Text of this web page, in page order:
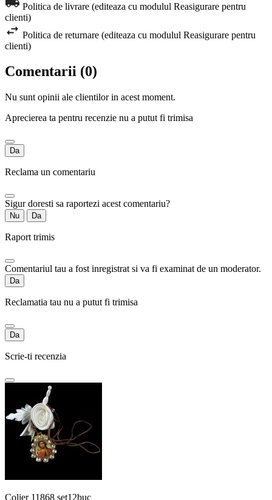
Politica de livrare (editeaza cu modulul Reasigurare pentru
clienti)
Politica de returnare (editeaza cu modulul Reasigurare pentru
clienti)
Comentarii (0)
Nu sunt opinii ale clientilor in acest moment.
Aprecierea ta pentru recenzie nu a putut fi trimisa
Da
Reclama un comentariu
Sigur doresti sa raportezi acest comentariu?
Nu Da
Raport trimis
Comentariul tau a fost inregistrat si va fi examinat de un moderator.
Da
Reclamatia tau nu a putut fi trimisa
Da
Scrie-ti recenzia
Colier 11868 set12buc